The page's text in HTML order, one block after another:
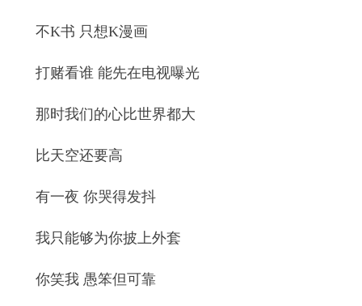
不K书 只想K漫画
打赌看谁 能先在电视曝光
那时我们的心比世界都大
比天空还要高
有一夜 你哭得发抖
我只能够为你披上外套
你笑我 愚笨但可靠